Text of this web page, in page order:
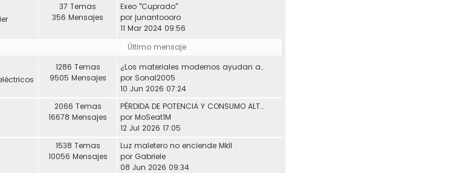
37 Temas
356 Mensajes
Exeo "Cuprado"
por junantoooro
11 Mar 2024 09:56
Último mensaje
1286 Temas
9505 Mensajes
¿Los materiales modernos ayudan a reducir los problemas de desgaste en los coches?
por Sonal2005
10 Jun 2026 07:24
2066 Temas
16678 Mensajes
PÉRDIDA DE POTENCIA Y CONSUMO ALTO ASV León
por MoSeat1M
12 Jul 2026 17:05
1538 Temas
10056 Mensajes
Luz maletero no enciende MkII
por Gabriele
08 Jun 2026 09:34